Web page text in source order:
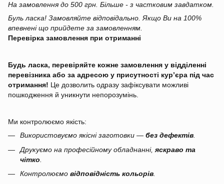
На замовлення до 500 грн. Більше - з частковим завдатком.
Буль ласка! Замовляйте відповідально. Якщо Ви на 100%
впевнені що прийдете за замовленням.
Перевірка замовлення при отриманні
Будь ласка, перевіряйте кожне замовлення у відділенні
перевізника або за адресою у присутності кур’єра під час
отримання! Це дозволить одразу зафіксувати можливі
пошкодження й уникнути непорозумінь.
Ми контролюємо якість:
Використовуємо якісні заготовки — без дефектів
Друкуємо на професійному обладнанні, яскраво та
чітко
Контролюємо відповідність кольорів